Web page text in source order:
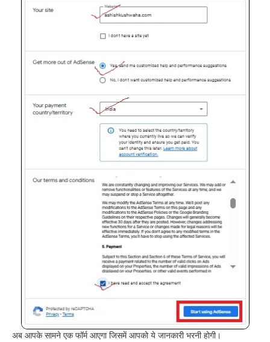
अब आपके सामने एक फॉर्म आएगा जिसमें आपको ये जानकारी भरनी होगी।